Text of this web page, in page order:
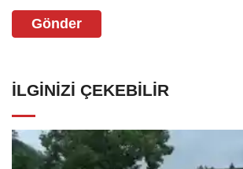
Gönder
İLGINIZI ÇEKEBILIR